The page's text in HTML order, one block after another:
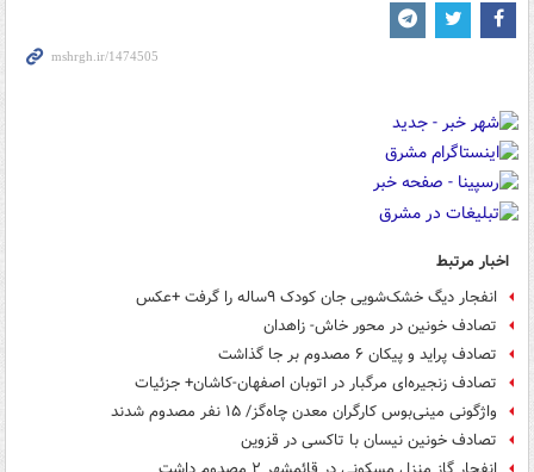
اخبار مرتبط
انفجار دیگ خشک‌شویی جان کودک ۹ساله را گرفت +عکس
تصادف خونین در محور خاش- زاهدان
تصادف پراید و پیکان ۶ مصدوم بر جا گذاشت
تصادف زنجیره‌ای مرگبار در اتوبان اصفهان-کاشان+ جزئیات
واژگونی مینی‌بوس کارگران معدن چاه‌گز/ ۱۵ نفر مصدوم شدند
تصادف خونین نیسان با تاکسی در قزوین